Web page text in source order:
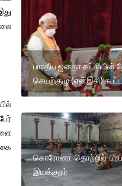
பாரதீய ஜனதா கட்சியின்
செயற்குழு (என்இசி)
கொரோனா தொற்றில்
இயக்குநர்